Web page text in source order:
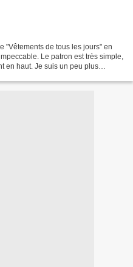
"Vêtements de tous les jours" en
Le patron est très simple,
en haut. Je suis un peu plus